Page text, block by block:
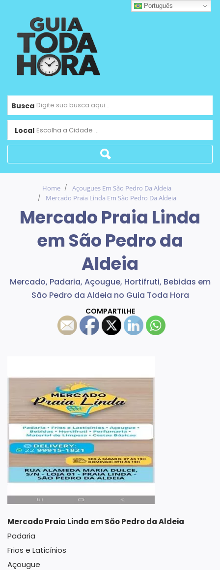
Busca
Local Escolha a Cidade ...
Home
Açougues Em São Pedro Da Aldeia
Mercado Praia Linda Em São Pedro Da Aldeia
Mercado Praia Linda
em São Pedro da
Aldeia
Mercado, Padaria, Açougue, Hortifruti, Bebidas em
São Pedro da Aldeia no Guia Toda Hora
COMPARTILHE
Mercado Praia Linda em São Pedro da Aldeia
Padaria
Frios e Laticínios
Açougue
Português